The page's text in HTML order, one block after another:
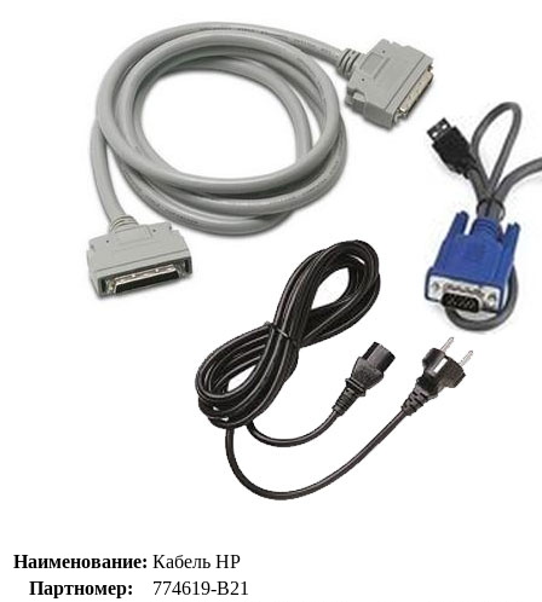
Наименование: Кабель HP
Партномер:
774619-B21